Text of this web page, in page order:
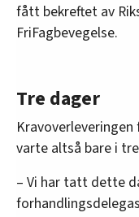
fått bekreftet av
FriFagbevegelse.
Tre dager
varte altså bare i
– Vi har tatt dette